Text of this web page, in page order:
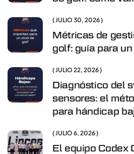
JULIO 30, 2026
Métricas de
golf: guía para
JULIO 22, 2026
Diagnóstico del
sensores: el
para hándicap
JULIO 6, 2026
El equipo Codex